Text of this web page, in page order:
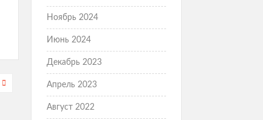
Ноябрь 2024
Июнь 2024
Декабрь 2023
Апрель 2023
Август 2022